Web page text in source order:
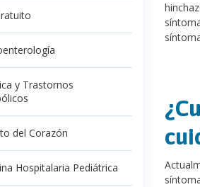
y Trastornos
del Corazón
Hospitalaria Pediátrica